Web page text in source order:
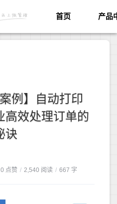
首页 产品
例】自动打印
效处理订单的
诀
0 点赞 / 2,540 阅读 / 667 字